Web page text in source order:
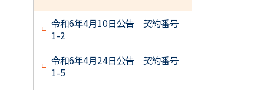
令和6年4月10日公告 契約番号
1-2
令和6年4月24日公告 契約番号
1-5